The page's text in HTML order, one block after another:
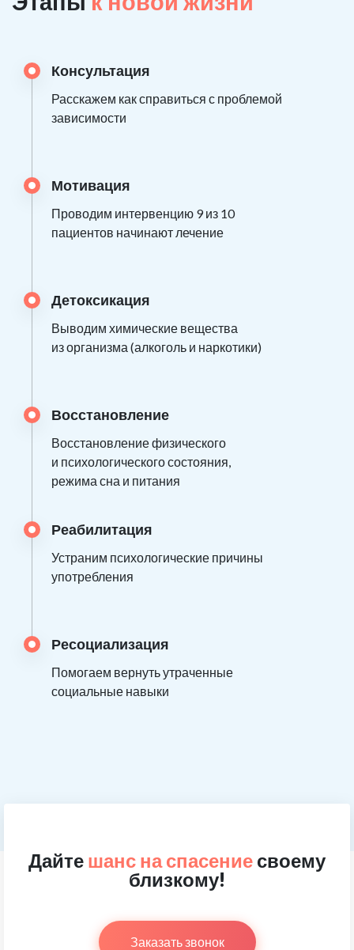
Консультация
Расскажем как справиться с проблемой
зависимости
Мотивация
Проводим интервенцию 9 из 10
пациентов начинают лечение
Детоксикация
Выводим химические вещества
из организма (алкоголь и наркотики)
Восстановление
Восстановление физического
и психологического состояния,
режима сна и питания
Реабилитация
Устраним психологические причины
употребления
Ресоциализация
Помогаем вернуть утраченные
социальные навыки
Дайте шанс на спасение своему
близкому!
Заказать звонок